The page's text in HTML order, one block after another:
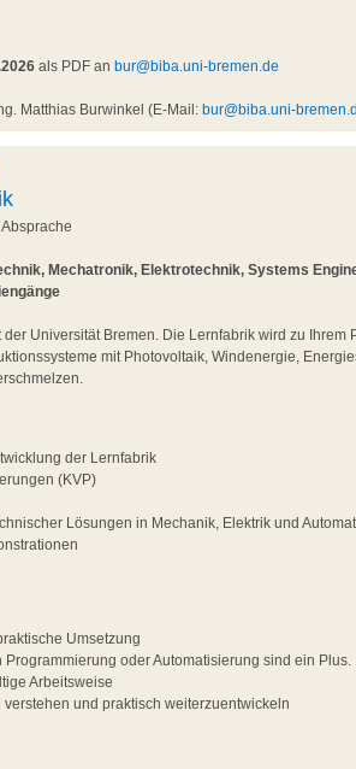
als PDF anbur@biba.uni-bremen.de
Matthias Burwinkel (E-Mail:bur@biba.uni-
Mechatronik, Elektrotechnik, Systems
Universität Bremen. Die Lernfabrik wird zu Ihrem
mit Photovoltaik, Windenergie,
der Lernfabrik
(KVP)
Lösungen in Mechanik, Elektrik und
Umsetzung
oder Automatisierung sind ein Plus.
Arbeitsweise
und praktisch weiterzuentwickeln